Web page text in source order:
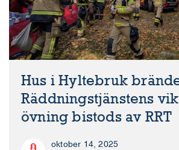
Hus i Hyltebruk
Räddningstjänstens
övning bistods av RRT
oktober 14, 2025